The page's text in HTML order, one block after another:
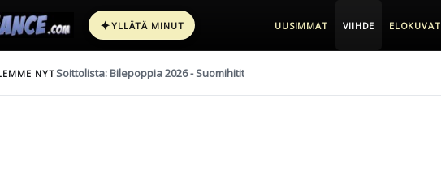
✦YLLÄTÄ MINUT UUSIMMAT VIIHDE ELOKUVAT
NYTSoittolista: Bilepoppia 2026 - Suomihitit